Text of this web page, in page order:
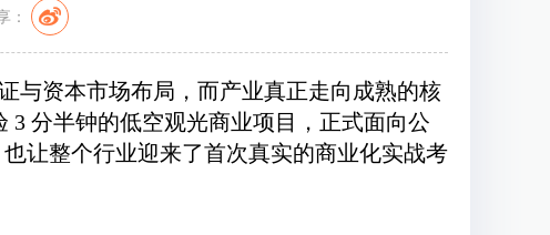
：
与资本市场布局，而产业真正走向成熟的核
3 分半钟的低空观光商业项目，正式面向公
让整个行业迎来了首次真实的商业化实战考